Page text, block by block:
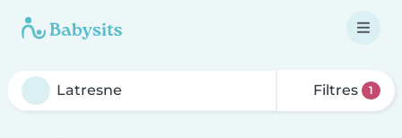
Filtres 1